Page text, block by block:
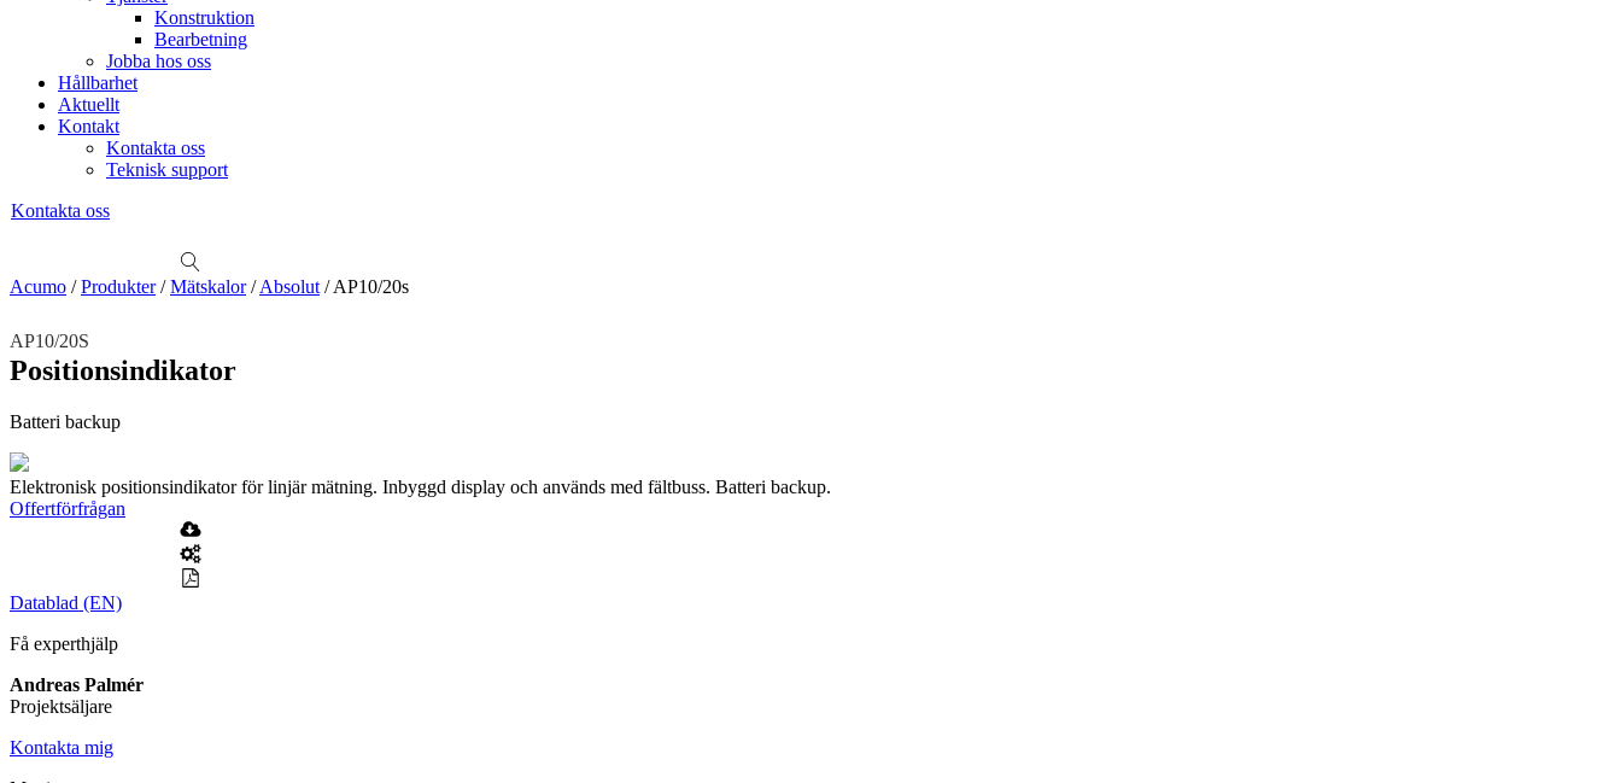
Konstruktion
Bearbetning
Jobba hos oss
Hållbarhet
Aktuellt
Kontakt
Kontakta oss
Teknisk support
Kontakta oss
Se alla kategorier Se alla produkter Se alla leverantörer
Teknisk support
Offertförfrågan
Mekanik
Linjärenheter
Mekatronik
Positionsvisare / Mätklockor
Wire-moduler
LinjärmotorerServodrifter
Mätning
Mätskalor
Räknare / Displayer
Givare
Maskinsäkerhet
LjusridåerLjustorn
Acumo /Produkter/Mätskalor/Absolut /AP10/20s
AP10/20S
Positionsindikator
Batteri backup
Elektronisk positionsindikator för linjär mätning. Inbyggd display och används med fältbuss. Batteri backup.
Offertförfrågan
Datablad (EN)
Få experthjälp
Andreas Palmér
Projektsäljare
Kontakta mig